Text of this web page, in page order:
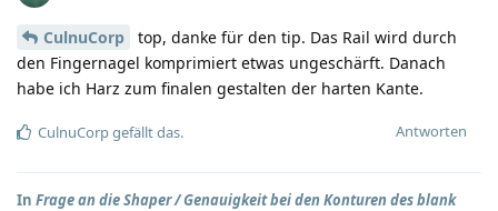
CulnuCorp
top, danke für den tip. Das Rail wird durch
den Fingernagel komprimiert etwas ungeschärft. Danach
habe ich Harz zum finalen gestalten der harten Kante.
Antworten
CulnuCorpgefällt das.
In Frage an die Shaper / Genauigkeit bei den Konturen des blank